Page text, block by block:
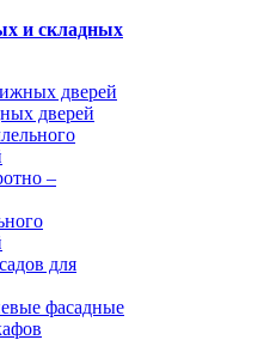
и складных
дверей
дверей
–
для
фасадные